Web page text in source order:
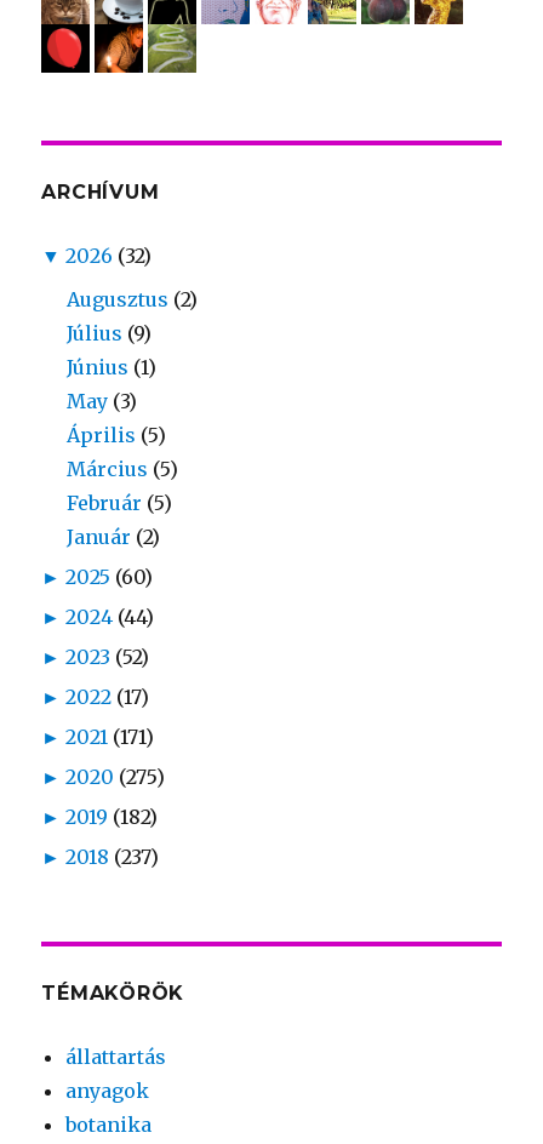
ARCHÍVUM
▼ 2026 (32)
Augusztus (2)
Július (9)
Június (1)
May (3)
Április (5)
Március (5)
Február (5)
Január (2)
► 2025 (60)
► 2024 (44)
► 2023 (52)
► 2022 (17)
► 2021 (171)
► 2020 (275)
► 2019 (182)
► 2018 (237)
TÉMAKÖRÖK
állattartás
anyagok
botanika